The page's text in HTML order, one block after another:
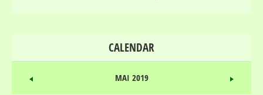
CALENDAR
MAI 2019